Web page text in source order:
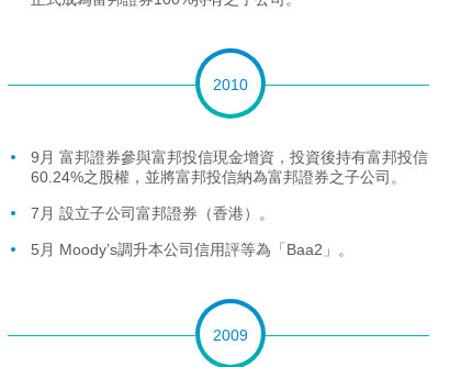
2010
9月 富邦證券參與富邦投信現金增資，投資後持有富邦投信
60.24%之股權，並將富邦投信納為富邦證券之子公司。
7月 設立子公司富邦證券（香港）。
5月 Moody’s調升本公司信用評等為「Baa2」。
2009